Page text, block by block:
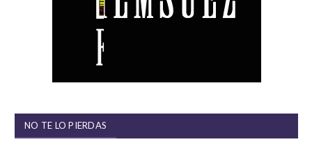
NO TE LO PIERDAS